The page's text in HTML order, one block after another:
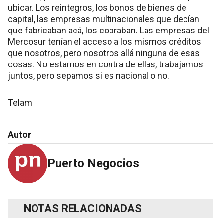
ubicar. Los reintegros, los bonos de bienes de
capital, las empresas multinacionales que decían
que fabricaban acá, los cobraban. Las empresas del
Mercosur tenían el acceso a los mismos créditos
que nosotros, pero nosotros allá ninguna de esas
cosas. No estamos en contra de ellas, trabajamos
juntos, pero sepamos si es nacional o no.
Telam
Autor
Puerto Negocios
NOTAS RELACIONADAS